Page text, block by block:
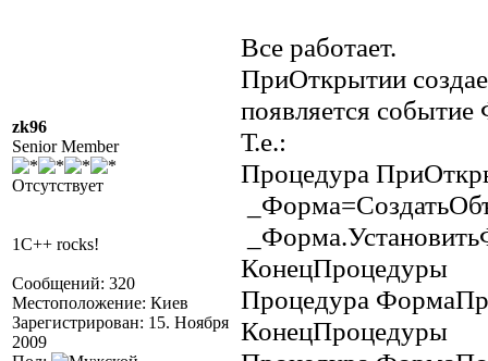
zk96
Senior Member
Отсутствует
1C++ rocks!
Сообщений: 320
Местоположение: Киев
Зарегистрирован: 15. Ноября
2009
Все работает.
ПриОткрытии
появляется
Т.е.:
Процедура
КонецПроцедуры
Процедура
КонецПроцедуры